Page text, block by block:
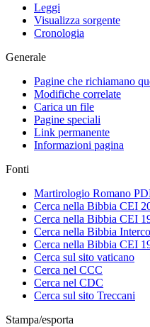
Leggi
Visualizza sorgente
Cronologia
Generale
Pagine che richiamano
Modifiche correlate
Carica un file
Pagine speciali
Link permanente
Informazioni pagina
Fonti
Martirologio Romano
Cerca nella Bibbia CEI
Cerca nella Bibbia CEI
Cerca nella Bibbia
Cerca nella Bibbia CEI
Cerca sul sito vaticano
Cerca nel CCC
Cerca nel CDC
Cerca sul sito Treccani
Stampa/esporta